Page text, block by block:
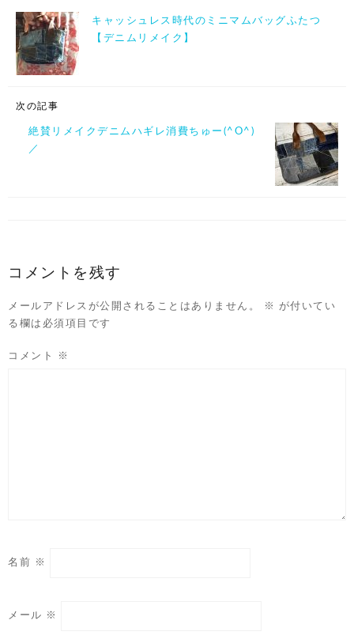
キャッシュレス時代のミニマムバッグふたつ
【デニムリメイク】
次の記事
絶賛リメイクデニムハギレ消費ちゅー(^O^)
／
コメントを残す
メールアドレスが公開されることはありません。 ※
が付いてい
る欄は必須項目です
コメント ※
名前 ※
メール ※